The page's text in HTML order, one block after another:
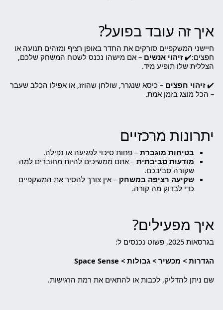
איך זה עובד בפועל?
חיישני המשקפיים סורקים את החדר באופן רציף ומזהים תנועה או
חפצים:✔️זיהוי אנשים – אם מישהו נכנס לשטח המשחק שלכם,
הצללית שלו תופיע מיד.
✔️זיהוי חפצים – כיסא שנגרר, שולחן שהוזז, או אפילו הכלב שעבר
– הכל מוצג בזמן אמת.
יתרונות מרכזיים
בטיחות מוגברת – פחות סיכוי לפגיעה או נפילה.
מודעות סביבתית – אתם ממשיכים להיות מחוברים למה
שקורה סביבכם.
שקיעה רציפה במשחק – אין צורך להסיר את המשקפיים
כדי לבדוק מה קורה.
איך מפעילים?
בגרסאות 2025, פשוט נכנסים ל:
הגדרות > מכשיר > גבולות > Space Sense
שם ניתן להדליק, לכבות או להתאים את רמת הרגישות.